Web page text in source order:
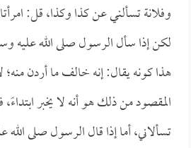
وفلانة تسألني عن كذا وكذا، قل:
لكن إذا سأل الرسول صلى الله عليه
هذا كونه يقال: إنه خالف ما أردن منه؛
المقصود من ذلك هو أنه لا يخبر
تسألاني، أما إذا قال الرسول صلى